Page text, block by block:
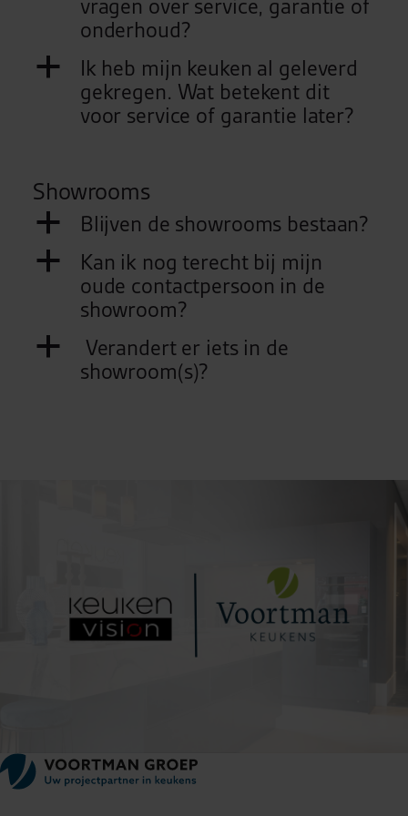
delen we informatie over uw gebruik van onze site
met onze partners voor social media, adverteren en
combineren met andere informatie die u aan ze heeft
verstrekt of die ze hebben verzameld op basis van
uw gebruik van hun services.
vragen over service, garantie of
onderhoud?
a
Ik heb mijn keuken al geleverd
gekregen. Wat betekent dit
voor service of garantie later?
Showrooms
a Blijven de showrooms bestaan?
a
Kan ik nog terecht bij mijn
oude contactpersoon in de
showroom?
a
Verandert er iets in de
showroom(s)?